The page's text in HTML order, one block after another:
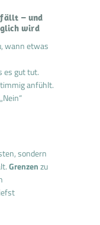
fällt – und
wird
wann etwas
es gut tut.
anfühlt.
sondern
Grenzenzu